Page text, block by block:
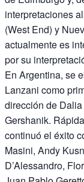
interpretaciones
(West End) y
actualmente es
por su
En Argentina, se
Lanzani como
dirección de
Gershanik.
continuó el éxito
Masini, Andy
D’Alessandro,